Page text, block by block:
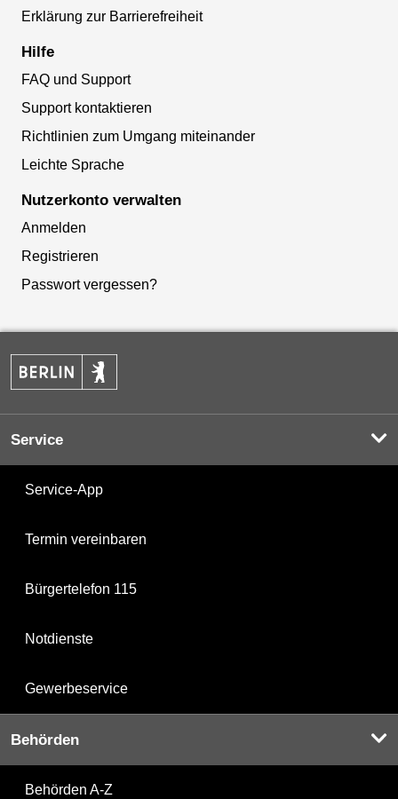
Erklärung zur Barrierefreiheit
Hilfe
FAQ und Support
Support kontaktieren
Richtlinien zum Umgang miteinander
Leichte Sprache
Nutzerkonto verwalten
Anmelden
Registrieren
Passwort vergessen?
Service
Service-App
Termin vereinbaren
Bürgertelefon 115
Notdienste
Gewerbeservice
Behörden
Behörden A-Z